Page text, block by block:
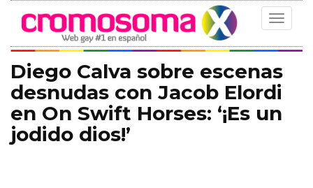
Toggle
Diego Calva sobre escenas
desnudas con Jacob Elordi
en On Swift Horses: ‘¡Es un
jodido dios!’